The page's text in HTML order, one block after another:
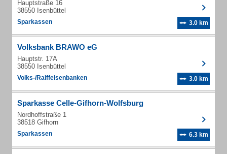
Hauptstraße 16
38550 Isenbüttel
Sparkassen 3.0 km
Volksbank BRAWO eG
Hauptstr. 17A
38550 Isenbüttel
Volks-/Raiffeisenbanken 3.0 km
Sparkasse Celle-Gifhorn-Wolfsburg
Nordhoffstraße 1
38518 Gifhorn
Sparkassen 6.3 km